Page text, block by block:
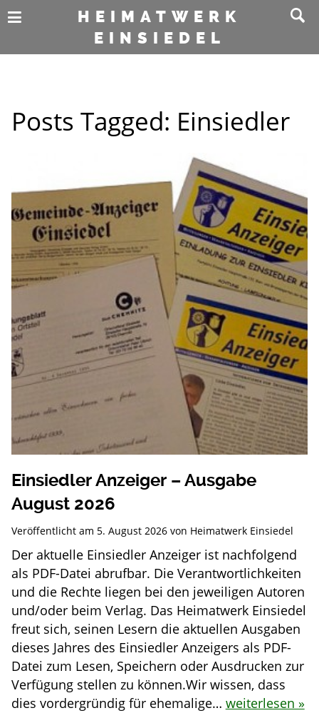
HEIMATWERK
EINSIEDEL
Posts Tagged: Einsiedler
Einsiedler Anzeiger – Ausgabe
August 2026
Veröffentlicht am 5. August 2026von Heimatwerk Einsiedel
Der aktuelle Einsiedler Anzeiger ist nachfolgend
als PDF-Datei abrufbar. Die Verantwortlichkeiten
und die Rechte liegen bei den jeweiligen Autoren
und/oder beim Verlag. Das Heimatwerk Einsiedel
freut sich, seinen Lesern die aktuellen Ausgaben
dieses Jahres des Einsiedler Anzeigers als PDF-
Datei zum Lesen, Speichern oder Ausdrucken zur
Verfügung stellen zu können.Wir wissen, dass
dies vordergründig für ehemalige… weiterlesen »